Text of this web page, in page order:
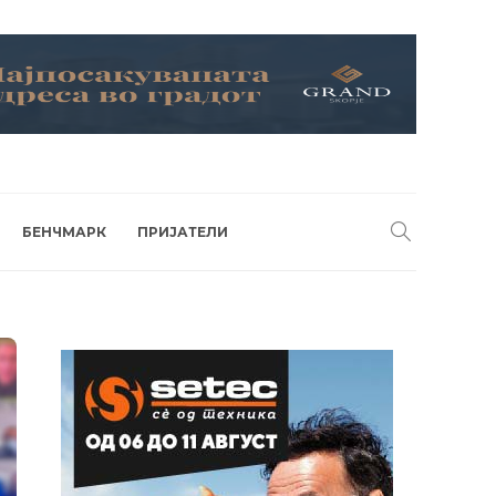
БЕНЧМАРК ПРИЈАТЕЛИ